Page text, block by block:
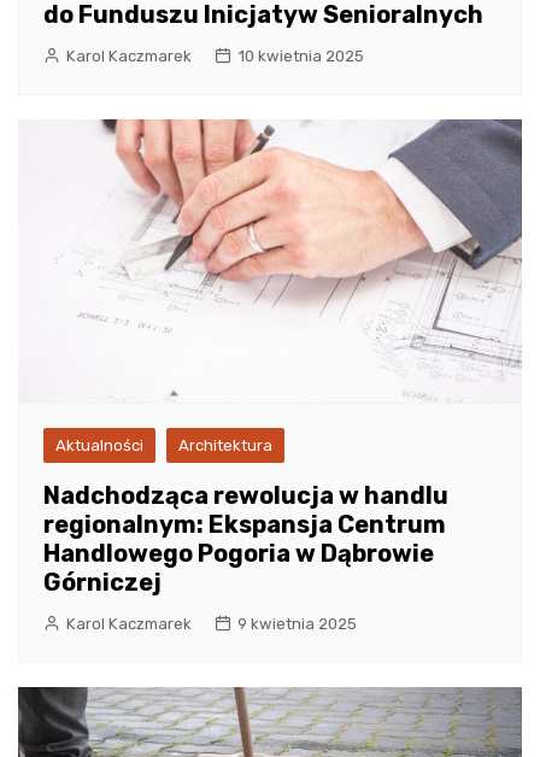
do Funduszu Inicjatyw Senioralnych
Karol Kaczmarek 10 kwietnia 2025
Aktualności Architektura
Nadchodząca rewolucja w handlu
regionalnym: Ekspansja Centrum
Handlowego Pogoria w Dąbrowie
Górniczej
Karol Kaczmarek 9 kwietnia 2025